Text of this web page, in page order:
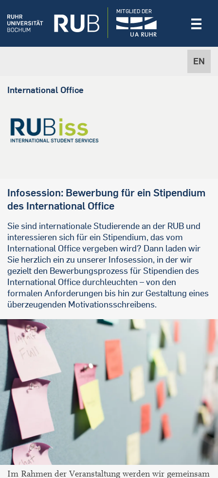
EN
MITGLIED DER
International Office
Infosession: Bewerbung für ein Stipendium
des International Office
Sie sind internationale Studierende an der RUB und
interessieren sich für ein Stipendium, das vom
International Office vergeben wird? Dann laden wir
Sie herzlich ein zu unserer Infosession, in der wir
gezielt den Bewerbungsprozess für Stipendien des
International Office durchleuchten – von den
formalen Anforderungen bis hin zur Gestaltung eines
überzeugenden Motivationsschreibens.
Im Rahmen der Veranstaltung werden wir gemeinsam